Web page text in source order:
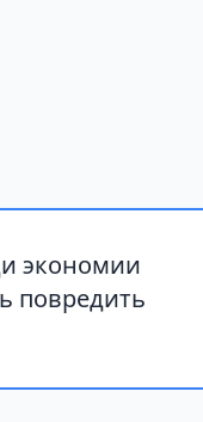
экономии
повредить